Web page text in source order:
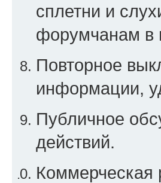
сплетни и
форумчанам в
Повторное
информации,
Публичное
действий.
Коммерческая